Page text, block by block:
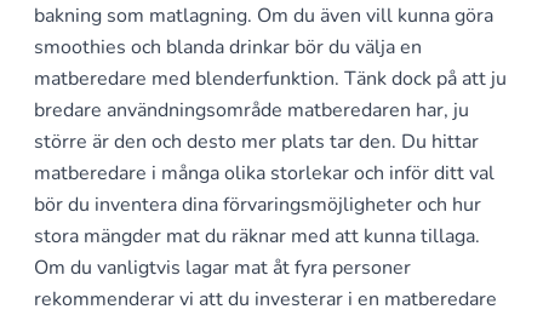
bakning som matlagning. Om du även vill kunna göra
smoothies och blanda drinkar bör du välja en
matberedare med blenderfunktion. Tänk dock på att ju
bredare användningsområde matberedaren har, ju
större är den och desto mer plats tar den. Du hittar
matberedare i många olika storlekar och inför ditt val
bör du inventera dina förvaringsmöjligheter och hur
stora mängder mat du räknar med att kunna tillaga.
Om du vanligtvis lagar mat åt fyra personer
rekommenderar vi att du investerar i en matberedare